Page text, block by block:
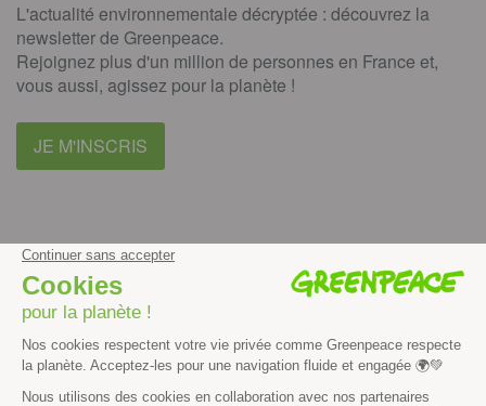
L'actualité environnementale décryptée : découvrez la
newsletter de Greenpeace.
Rejoignez plus d'un million de personnes en France et,
vous aussi, agissez pour la planète !
JE M'INSCRIS
instagramyoutube
Contenus et propriété intellectuelle
Mentions légales